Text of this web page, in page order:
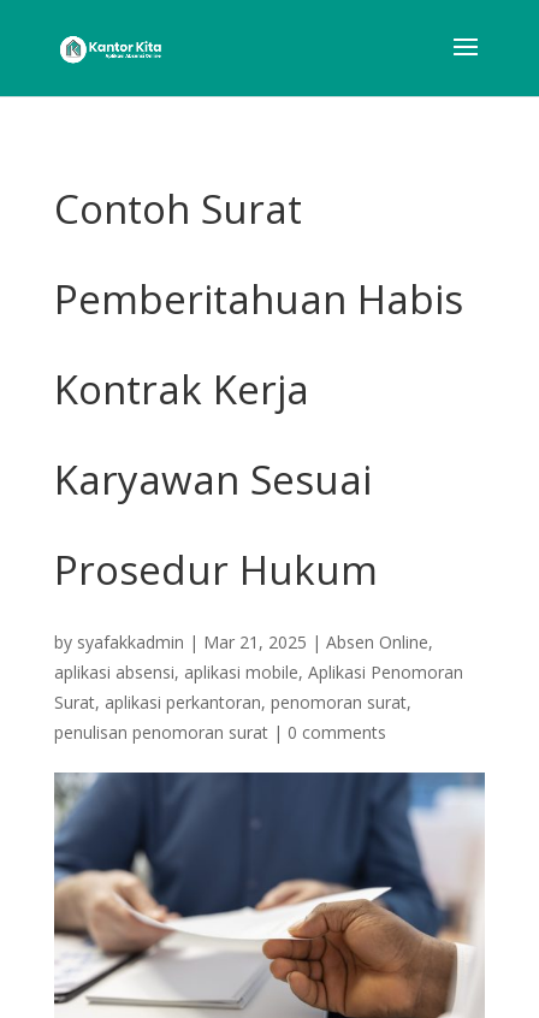
Contoh Surat
Pemberitahuan Habis
Kontrak Kerja
Karyawan Sesuai
Prosedur Hukum
by syafakkadmin | Mar 21, 2025 | Absen Online,
aplikasi absensi, aplikasi mobile, Aplikasi Penomoran
Surat, aplikasi perkantoran, penomoran surat,
penulisan penomoran surat| 0 comments